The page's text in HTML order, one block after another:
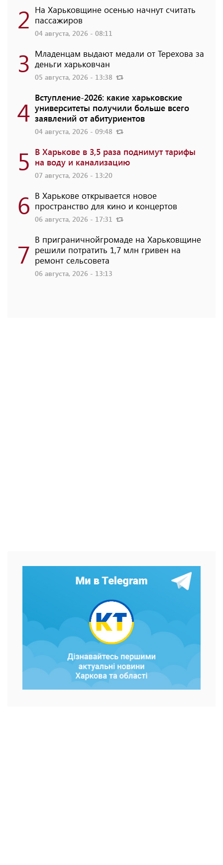
2 На Харьковщине осенью начнут считать
пассажиров
04 августа, 2026 - 08:11
3 Младенцам выдают медали от Терехова за
деньги харьковчан
05 августа, 2026 - 13:38
4 Вступление-2026: какие харьковские
университеты получили больше всего
заявлений от абитуриентов
04 августа, 2026 - 09:48
5 В Харькове в 3,5 раза поднимут тарифы
на воду и канализацию
07 августа, 2026 - 13:20
6 В Харькове открывается новое
пространство для кино и концертов
06 августа, 2026 - 17:31
7 В приграничнойгромаде на Харьковщине
решили потратить 1,7 млн ​​гривен на
ремонт сельсовета
06 августа, 2026 - 13:13